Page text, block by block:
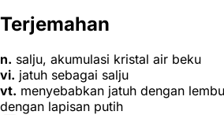
Terjemahan
n. salju, akumulasi kristal air beku
vi. jatuh sebagai salju
vt. menyebabkan jatuh dengan
dengan lapisan putih